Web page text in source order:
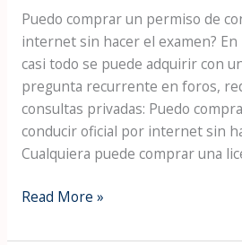
Puedo comprar un permiso de
internet sin hacer el examen?
casi todo se puede adquirir con
pregunta recurrente en foros,
consultas privadas: Puedo
conducir oficial por internet sin
Cualquiera puede comprar una
por
internet
sin
hacer
el
examen?
Read More »